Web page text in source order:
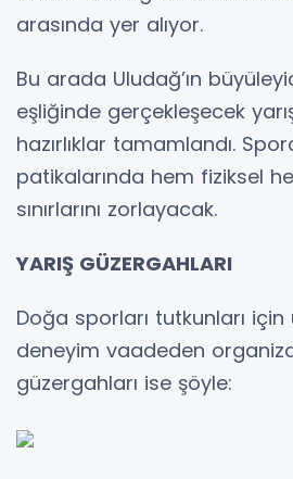
arasında yer alıyor.
Bu arada Uludağ’ın
eşliğinde gerçekleşecek
hazırlıklar tamamlandı.
patikalarında hem fiziksel
sınırlarını zorlayacak.
YARIŞ GÜZERGAHLARI
Doğa sporları tutkunları
deneyim vaadeden
güzergahları ise şöyle: